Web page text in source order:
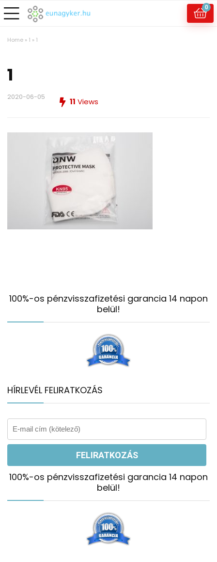
0
Home » 1 » 1
1
2020-06-05 11 Views
100%-os pénzvisszafizetési garancia 14 napon
belül!
HÍRLEVÉL FELIRATKOZÁS
100%-os pénzvisszafizetési garancia 14 napon
belül!